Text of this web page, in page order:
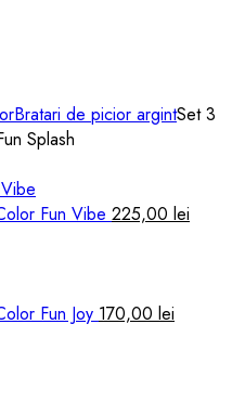
Bratari de picior argintSet 3
Splash
Fun Vibe 225,00 lei
Fun Joy 170,00 lei